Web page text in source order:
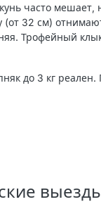
часто мешает,
32 см)
Трофейный
до 3 кг реален.